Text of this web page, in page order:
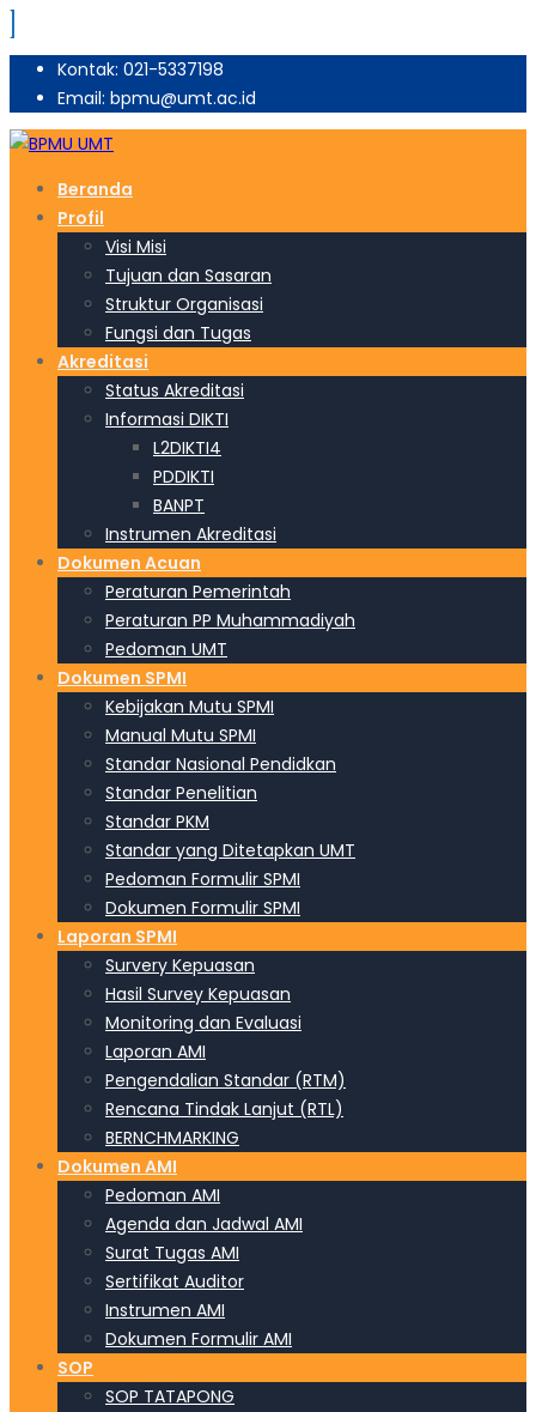
Kontak: 021-5337198
Email: bpmu@umt.ac.id
Beranda
Profil
Visi Misi
Tujuan dan Sasaran
Struktur Organisasi
Fungsi dan Tugas
Akreditasi
Status Akreditasi
Informasi DIKTI
L2DIKTI4
PDDIKTI
BANPT
Instrumen Akreditasi
Dokumen Acuan
Peraturan Pemerintah
Peraturan PP Muhammadiyah
Pedoman UMT
Dokumen SPMI
Kebijakan Mutu SPMI
Manual Mutu SPMI
Standar Nasional Pendidkan
Standar Penelitian
Standar PKM
Standar yang Ditetapkan UMT
Pedoman Formulir SPMI
Dokumen Formulir SPMI
Laporan SPMI
Survery Kepuasan
Hasil Survey Kepuasan
Monitoring dan Evaluasi
Laporan AMI
Pengendalian Standar (RTM)
Rencana Tindak Lanjut (RTL)
BERNCHMARKING
Dokumen AMI
Pedoman AMI
Agenda dan Jadwal AMI
Surat Tugas AMI
Sertifikat Auditor
Instrumen AMI
Dokumen Formulir AMI
SOP
SOP TATAPONG